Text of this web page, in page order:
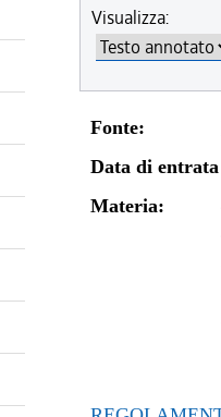
Visualizza:
Fonte:
Data di
Materia: